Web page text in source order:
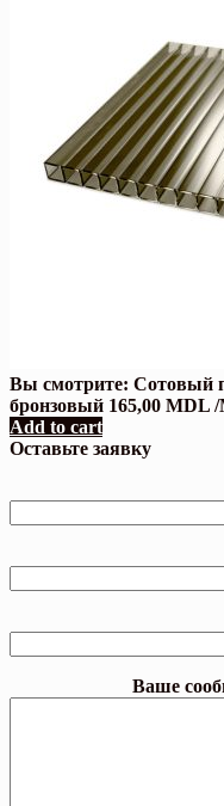
Вы смотрите: Сотовый
бронзовый 165,00 MDL /
Add to cart
Оставьте заявку
Ваше